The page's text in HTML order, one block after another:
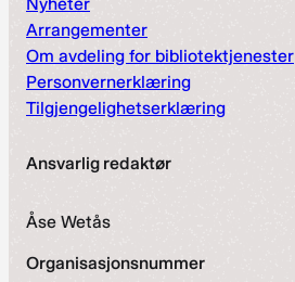
Arrangementer
Om avdeling for bibliotektjenester
Personvernerklæring
Tilgjengelighetserklæring
Ansvarlig redaktør
Åse Wetås
Organisasjonsnummer